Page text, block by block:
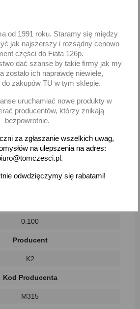
Zwrot na koszt klienta.
05907692327659
0.100
Producent
K2
Kod Producenta
M315
od 1991 roku. Staramy się między
jak najszerszy i rozsądny cenowo
części do Fiata 126p.
dać szanse by takie firmy jak my
zostało ich naprawdę niewiele,
zakupów TU w tym sklepie.
uruchamiać nowe produkty w
producentów, którzy znikają
bezpowrotnie.
za zgłaszanie wszelkich uwag,
na ulepszenia na adres:
odwdzięczymy się rabatami!